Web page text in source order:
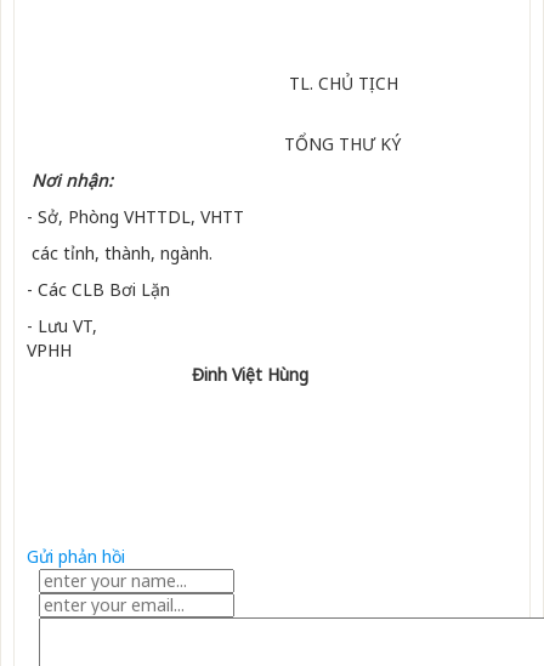
TL. CHỦ TỊCH
TỔNG THƯ KÝ
Nơi nhận:
- Sở, Phòng VHTTDL, VHTT
các tỉnh, thành, ngành.
- Các CLB Bơi Lặn
- Lưu VT,
VPHH
Đinh Việt Hùng
Gửi phản hồi